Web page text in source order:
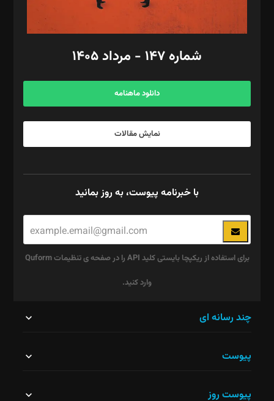
مد‌یر توسعه تجاری: کامبیز برید‌
امور مالی: شاپور رهبری، محمد‌ کاظمی‌نیا
آگهی و مشترکین: ۰۹۱۹۹۹۹۰۴۵۴
شماره ۱۴۷ - مرداد ۱۴۰۵
دانلود ماهنامه
نمایش مقالات
با خبرنامه پیوست، به روز بمانید
برای استفاده از ریکپچا بایستی کلید API را در صفحه ی تنظیمات Quform
وارد کنید.
نباید
چند رسانه ای
پیوست
پیوست روز